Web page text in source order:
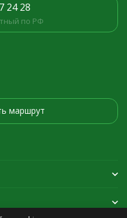
24 28
по РФ
маршрут